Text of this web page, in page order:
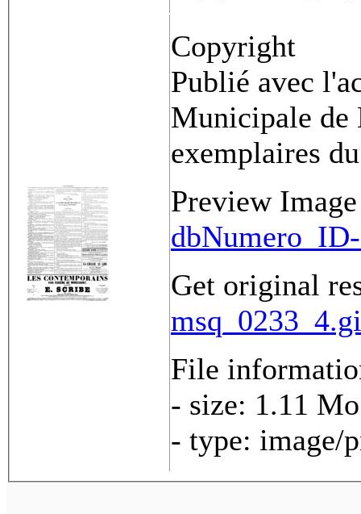
Copyright
Publié avec
Municipale de
exemplaires
Preview Image
Get original
File
- size: 1.11 Mo
- type: image/